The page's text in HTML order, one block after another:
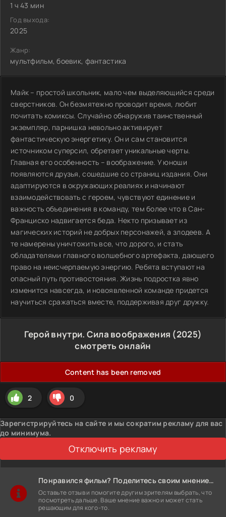
1 ч 43 мин
Год выхода:
2025
Жанр:
мультфильм, боевик, фантастика
Майк – простой школьник, мало чем выделяющийся среди
сверстников. Он безмятежно проводит время, любит
почитать комиксы. Случайно обнаружив таинственный
экземпляр, парнишка невольно активирует
фантастическую энергетику. Он и сам становится
источником суперсил, обретает уникальные черты.
Главная его особенность – воображение. У юноши
появляются друзья, сошедшие со страниц издания. Они
адаптируются в окружающих реалиях и начинают
взаимодействовать с героем, чувствуют единение и
важность объединения в команду, тем более что в Сан-
Франциско надвигается беда. Некто призывает из
магических историй не добрых персонажей, а злодеев. А
те намерены уничтожить все, что дорого, и стать
обладателями главного волшебного артефакта, дающего
право на неисчерпаемую энергию. Ребята вступают на
опасный путь противостояния. Жизнь подростка явно
изменится навсегда, и новоявленной команде придется
научиться сражаться вместе, поддерживая друг дружку.
Герой внутри. Сила воображения (2025)
смотреть онлайн
Content has been removed
2 0
Зарегистрируйтесь на сайте и мы сократим рекламу для вас
до минимума.
Отключить рекламу
Понравился фильм? Поделитесь своим мнением!
Оставьте отзыв и помогите другим зрителям выбрать, что
посмотреть дальше. Ваше мнение важно и может стать
решающим для кого-то.